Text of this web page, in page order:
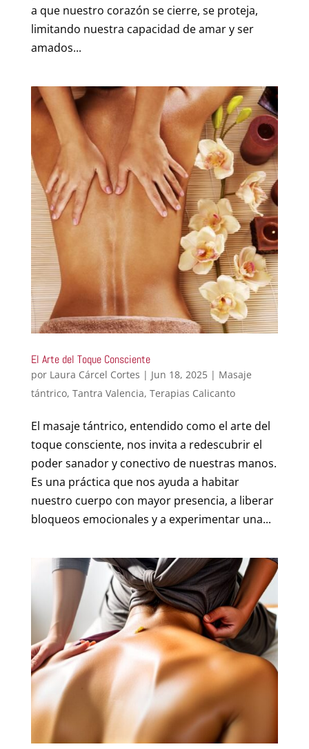
a que nuestro corazón se cierre, se proteja,
limitando nuestra capacidad de amar y ser
amados...
El Arte del Toque Consciente
por Laura Cárcel Cortes | Jun 18, 2025| Masaje
tántrico, Tantra Valencia, Terapias Calicanto
El masaje tántrico, entendido como el arte del
toque consciente, nos invita a redescubrir el
poder sanador y conectivo de nuestras manos.
Es una práctica que nos ayuda a habitar
nuestro cuerpo con mayor presencia, a liberar
bloqueos emocionales y a experimentar una...